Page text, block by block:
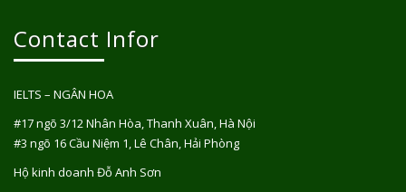
Contact Infor
IELTS – NGÂN HOA
#17 ngõ 3/12 Nhân Hòa, Thanh Xuân, Hà Nội
#3 ngõ 16 Cầu Niệm 1, Lê Chân, Hải Phòng
Hộ kinh doanh Đỗ Anh Sơn